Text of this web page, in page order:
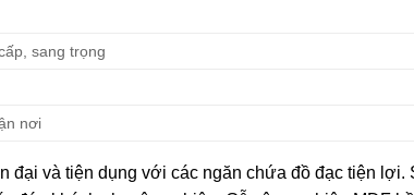
sang trọng
nơi
đại và tiện dụng với các ngăn chứa đồ đạc tiện lợi.